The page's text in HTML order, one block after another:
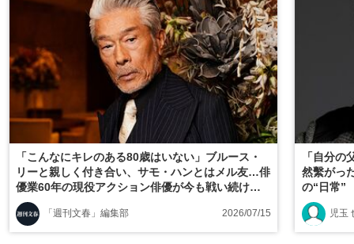
「こんなにキレのある80歳はいない」ブルース・
リーと親しく付き合い、サモ・ハンとはメル友…俳
優業60年の現役アクション俳優が今も戦い続ける
ワケ
「週刊文春」編集部 2026/07/15
「自分の
然繫がっ
の“日常”
児玉